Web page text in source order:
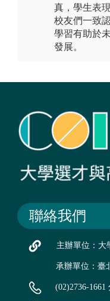
真，學生表
校友們一致
學習有助於
發展。
聯絡我們
主辦單位：大
承辦單位：臺
(02)2736-1661